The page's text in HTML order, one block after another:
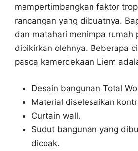
mempertimbangkan faktor
rancangan yang dibuatnya.
dan matahari menimpa rumah
dipikirkan olehnya. Beberapa
pasca kemerdekaan Liem
Desain bangunan Total
Material diselesaikan
Curtain wall.
Sudut bangunan yang
dicoak.